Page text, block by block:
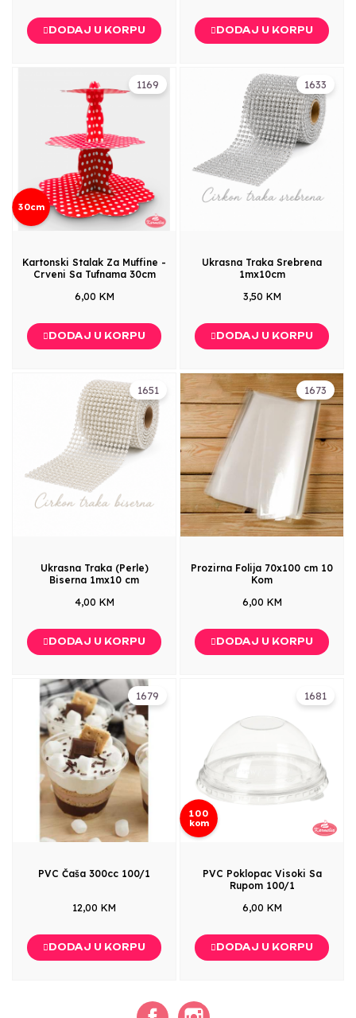
DODAJ U KORPU DODAJ U KORPU
1169
30cm
Kartonski Stalak Za Muffine -
Crveni Sa Tufnama 30cm
6,00 KM
DODAJ U KORPU
1633
Ukrasna Traka Srebrena
1mx10cm
3,50 KM
DODAJ U KORPU
1651
Ukrasna Traka (Perle)
Biserna 1mx10 cm
4,00 KM
DODAJ U KORPU
1673
Prozirna Folija 70x100 cm 10
Kom
6,00 KM
DODAJ U KORPU
1679
PVC Čaša 300cc 100/1
12,00 KM
DODAJ U KORPU
1681
100
kom
PVC Poklopac Visoki Sa
Rupom 100/1
6,00 KM
DODAJ U KORPU
Facebook